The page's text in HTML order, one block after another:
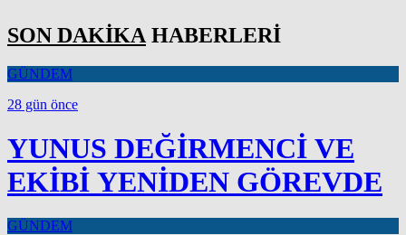
SON DAKİKA HABERLERİ
GÜNDEM
28 gün önce
YUNUS DEĞİRMENCİ VE
EKİBİ YENİDEN GÖREVDE
GÜNDEM